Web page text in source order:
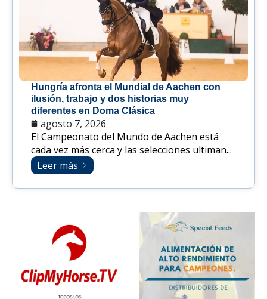
Hungría afronta el Mundial de Aachen con
ilusión, trabajo y dos historias muy
diferentes en Doma Clásica
agosto 7, 2026
El Campeonato del Mundo de Aachen está
cada vez más cerca y las selecciones ultiman...
Leer más